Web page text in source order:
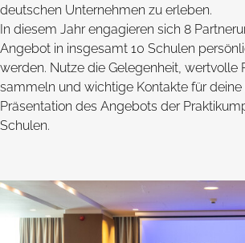
deutschen Unternehmen zu erleben.
In diesem Jahr engagieren sich 8
Angebot in insgesamt 10 Schulen
werden. Nutze die Gelegenheit, wertvolle
sammeln und wichtige Kontakte für deine
Präsentation des Angebots der
Schulen.